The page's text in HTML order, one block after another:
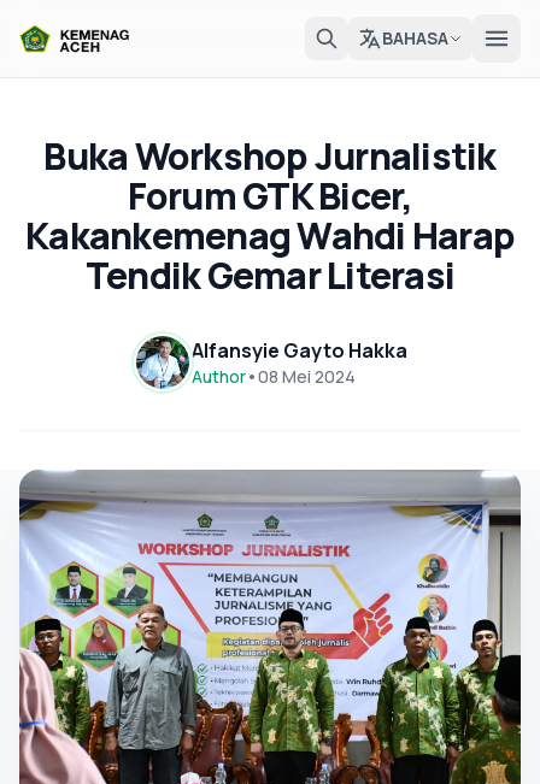
BAHASA
Buka Workshop Jurnalistik
Forum GTK Bicer,
Kakankemenag Wahdi Harap
Tendik Gemar Literasi
Alfansyie Gayto Hakka
Author•08 Mei 2024